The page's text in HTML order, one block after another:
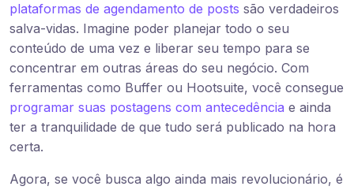
plataformas de agendamento de posts são verdadeiros
salva-vidas. Imagine poder planejar todo o seu
conteúdo de uma vez e liberar seu tempo para se
concentrar em outras áreas do seu negócio. Com
ferramentas como Buffer ou Hootsuite, você consegue
programar suas postagens com antecedência e ainda
ter a tranquilidade de que tudo será publicado na hora
certa.
Agora, se você busca algo ainda mais revolucionário, é